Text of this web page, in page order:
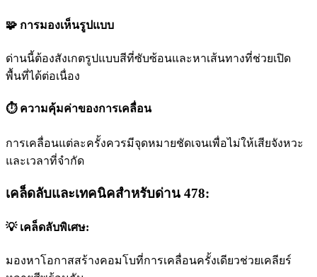
🧩 การมองเห็นรูปแบบ
ด่านนี้ต้องสังเกตรูปแบบสีที่ซับซ้อนและหาเส้นทางที่ช่วยเปิด
พื้นที่ได้ต่อเนื่อง
⏱️ ความคุ้มค่าของการเคลื่อน
การเคลื่อนแต่ละครั้งควรมีจุดหมายชัดเจนเพื่อไม่ให้เสียจังหวะ
และเวลาที่จำกัด
เคล็ดลับและเทคนิคสำหรับด่าน 478:
💡 เคล็ดลับพิเศษ:
มองหาโอกาสสร้างคอมโบที่การเคลื่อนครั้งเดียวช่วยเคลียร์